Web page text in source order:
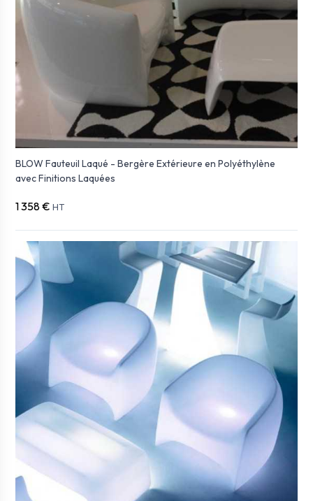
BLOW Fauteuil Laqué - Bergère Extérieure en Polyéthylène
avec Finitions Laquées
1 358 € HT